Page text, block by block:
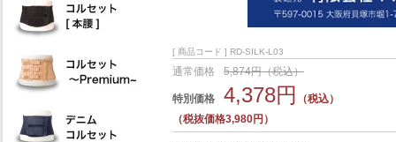
[ 商品コード ] RD-SILK-L03
通常価格 5,874円（税込）
特別価格 4,378円
（税込）
（税抜価格3,980円）